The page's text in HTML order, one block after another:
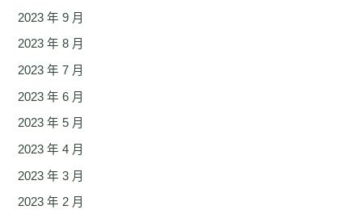
2023 年 9 月
2023 年 8 月
2023 年 7 月
2023 年 6 月
2023 年 5 月
2023 年 4 月
2023 年 3 月
2023 年 2 月